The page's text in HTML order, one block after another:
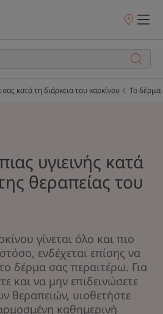
Σημεία
κατά τη διάρκεια του καρκίνου Το δέρμα
υγιεινής κατά
θεραπείας του
γίνεται όλο και πιο
ενδέχεται επίσης να
δέρμα σας περαιτέρω. Για
και να μην επιδεινώσετε
θεραπειών, υιοθετήστε
καθημερινή